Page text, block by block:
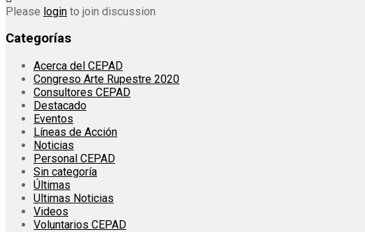
Please login to join discussion
Categorías
Acerca del CEPAD
Congreso Arte Rupestre 2020
Consultores CEPAD
Destacado
Eventos
Líneas de Acción
Noticias
Personal CEPAD
Sin categoría
Últimas
Ultimas Noticias
Videos
Voluntarios CEPAD